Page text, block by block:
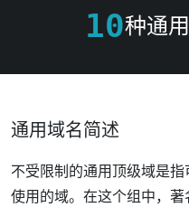
10种通
通用域名简述
不受限制的通用顶级域是
使用的域。 在这个组中， 著